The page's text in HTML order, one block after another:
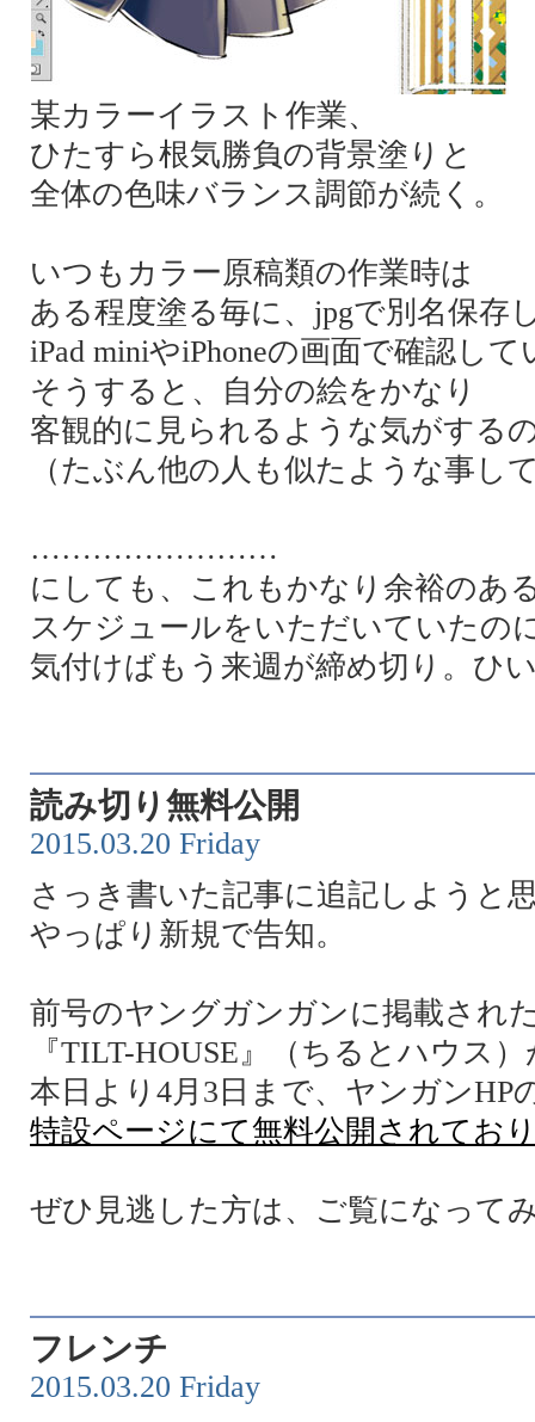
某カラーイラスト作業、
ひたすら根気勝負の背景塗りと
全体の色味バランス調節が続く。
いつもカラー原稿類の作業時は
ある程度塗る毎に、jpgで別名保存
iPad miniやiPhoneの画面で確認して
そうすると、自分の絵をかなり
客観的に見られるような気がする
（たぶん他の人も似たような事し
……………………
にしても、これもかなり余裕のあ
スケジュールをいただいていたの
気付けばもう来週が締め切り。ひ
読み切り無料公開
2015.03.20 Friday
さっき書いた記事に追記しようと
やっぱり新規で告知。
前号のヤングガンガンに掲載され
『TILT-HOUSE』（ちるとハウス）
本日より4月3日まで、ヤンガンHP
特設ページにて無料公開されてお
ぜひ見逃した方は、ご覧になって
フレンチ
2015.03.20 Friday